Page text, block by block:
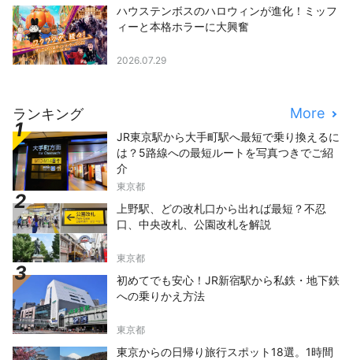
ハウステンボスのハロウィンが進化！ミッフ
ィーと本格ホラーに大興奮
2026.07.29
ランキング More
JR東京駅から大手町駅へ最短で乗り換えるに
は？5路線への最短ルートを写真つきでご紹
介
東京都
上野駅、どの改札口から出れば最短？不忍
口、中央改札、公園改札を解説
東京都
初めてでも安心！JR新宿駅から私鉄・地下鉄
への乗りかえ方法
東京都
東京からの日帰り旅行スポット18選。1時間